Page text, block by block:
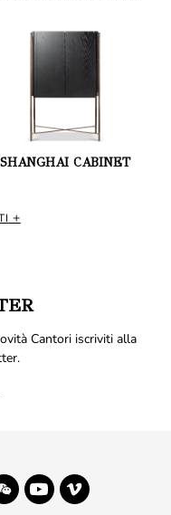
SHANGHAI CABINET
Cantori iscriviti alla